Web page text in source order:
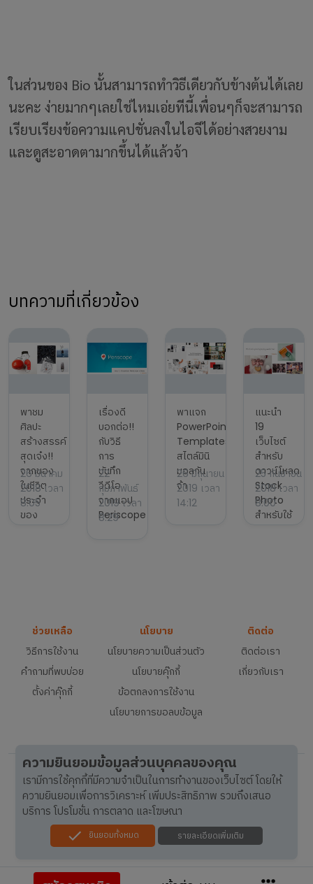
ในส่วนของ Bio นั้นสามารถทำวิธีเดียวกับข้างต้นได้เลย
นะคะ ง่ายมากๆเลยใช่ไหมเอ่ยทีนี้เพื่อนๆก็จะสามารถ
เรียบเรียงข้อความแคปชั่นลงในไอจีได้อย่างสวยงาม
และดูสะอาดตามากขึ้นได้แล้วจ้า
บทความที่เกี่ยวข้อง
พาชม
ศิลปะ
สร้างสรรค์
สุดเจ๋ง!!
จากของ
ในชีวิต
ประจำ
ของ
26 มีนาคม
2018 เวลา
8:05
เรื่องดี
บอกต่อ!!
กับวิธี
การ
บันทึก
วีดีโอ
จากแอป
Periscope
22
กุมภาพันธ์
2019 เวลา
8:29
พาแจก
PowerPoint
Templates
สไตล์มินิ
มอลกัน
จ้า
26 มิถุนายน
2019 เวลา
14:12
แนะนำ
19
เว็บไซต์
สำหรับ
ดาวน์โหลด
Stock
Photo
สำหรับใช้
25 กันยายน
2018 เวลา
8:00
ช่วยเหลือ
วิธีการใช้งาน
คำถามที่พบบ่อย
ตั้งค่าคุ๊กกี้
นโยบาย
นโยบายความเป็นส่วนตัว
นโยบายคุ๊กกี้
ข้อตกลงการใช้งาน
นโยบายการขอลบข้อมูล
ติดต่อ
ติดต่อเรา
เกี่ยวกับเรา
© 2015-2026FreelanceBay.com, All rights reserved.
ความยินยอมข้อมูลส่วนบุคคลของคุณ
เรามีการใช้คุกกี้ที่มีความจำเป็นในการทำงานของเว็บไซต์ โดยให้
ความยินยอมเพื่อการวิเคราะห์ เพิ่มประสิทธิภาพ รวมถึงเสนอ
บริการ โปรโมชั่น การตลาด และโฆษณา
ยินยอมทั้งหมด รายละเอียดเพิ่มเติม